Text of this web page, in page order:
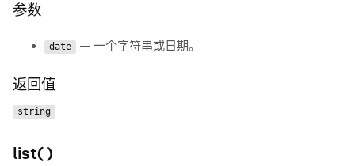
参数
date — 一个字符串或日期。
返回值
string
list()